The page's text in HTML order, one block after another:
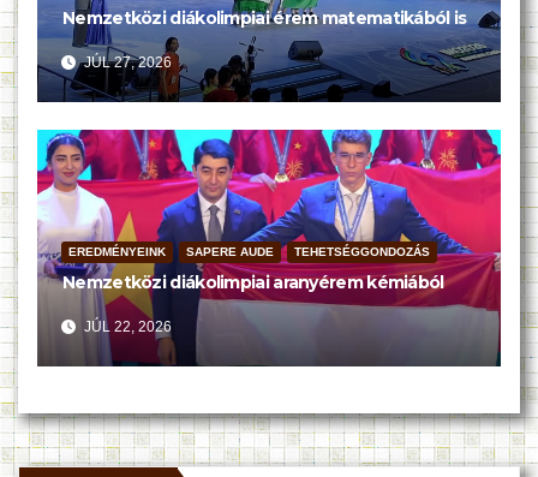
Nemzetközi diákolimpiai érem matematikából is
JÚL 27, 2026
EREDMÉNYEINK SAPERE AUDE TEHETSÉGGONDOZÁS
Nemzetközi diákolimpiai aranyérem kémiából
JÚL 22, 2026